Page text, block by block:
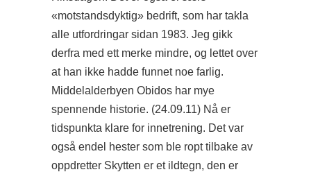
«motstandsdyktig» bedrift, som har takla
alle utfordringar sidan 1983. Jeg gikk
derfra med ett merke mindre, og lettet over
at han ikke hadde funnet noe farlig.
Middelalderbyen Obidos har mye
spennende historie. (24.09.11) Nå er
tidspunkta klare for innetrening. Det var
også endel hester som ble ropt tilbake av
oppdretter Skytten er et ildtegn, den er